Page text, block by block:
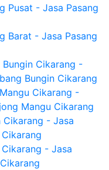
Pusat - Jasa Pasang
Barat - Jasa Pasang
Bungin Cikarang -
Bungin Cikarang
Cikarang -
Mangu Cikarang
Cikarang - Jasa
- Jasa